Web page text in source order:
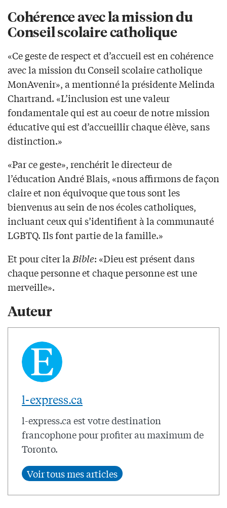
Cohérence avec la mission du
Conseil scolaire catholique
«Ce geste de respect et d’accueil est en cohérence
avec la mission du Conseil scolaire catholique
MonAvenir», a mentionné la présidente Melinda
Chartrand. «L’inclusion est une valeur
fondamentale qui est au coeur de notre mission
éducative qui est d’accueillir chaque élève, sans
distinction.»
«Par ce geste», renchérit le directeur de
l’éducation André Blais, «nous affirmons de façon
claire et non équivoque que tous sont les
bienvenus au sein de nos écoles catholiques,
incluant ceux qui s’identifient à la communauté
LGBTQ. Ils font partie de la famille.»
Et pour citer laBible: «Dieu est présent dans
chaque personne et chaque personne est une
merveille».
Auteur
l-express.ca
l-express.ca est votre destination
francophone pour profiter au maximum de
Toronto.